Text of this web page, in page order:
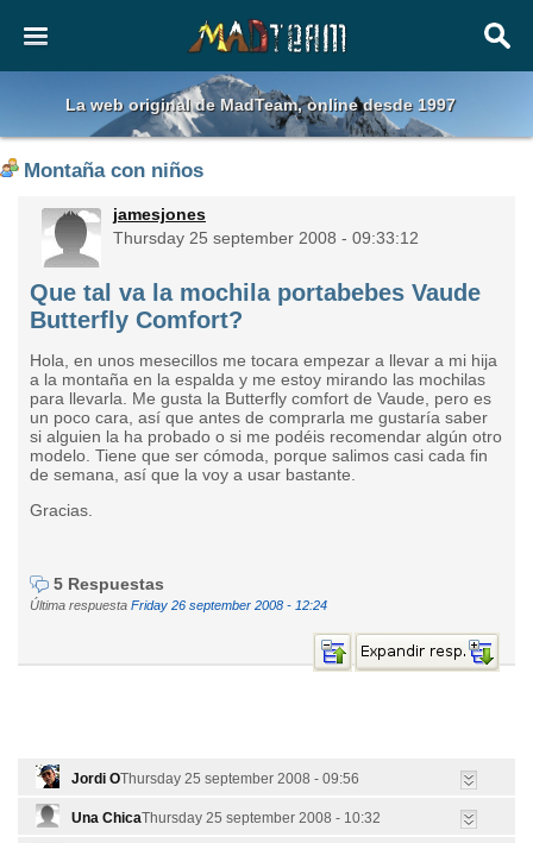
La web original de MadTeam, online desde 1997
Montaña con niños
jamesjones
Thursday 25 september 2008 - 09:33:12
Que tal va la mochila portabebes Vaude
Butterfly Comfort?
Hola, en unos mesecillos me tocara empezar a llevar a mi hija
a la montaña en la espalda y me estoy mirando las mochilas
para llevarla. Me gusta la Butterfly comfort de Vaude, pero es
un poco cara, así que antes de comprarla me gustaría saber
si alguien la ha probado o si me podéis recomendar algún otro
modelo. Tiene que ser cómoda, porque salimos casi cada fin
de semana, así que la voy a usar bastante.
Gracias.
5 Respuestas
Última respuesta Friday 26 september 2008 - 12:24
Jordi OThursday 25 september 2008 - 09:56
Una ChicaThursday 25 september 2008 - 10:32